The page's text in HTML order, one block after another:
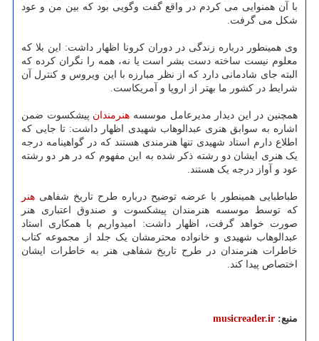
با آن همنوایی می کردم در واقع گفت وگویی بود که بین من و عود
شکل می گرفت.
وی همینطور درباره زندگی در دوران کرونا اظهار داشت: این بلا که
معلوم نیست ساخته دست بشر است یا نه، همه را نگران کرده که
البته جای شادمانی دارد که از نظر مبارزه با این ویروس و کنترل آن
شرایط در کشور ما بهتر از اروپا و آمریکاست.
همچنین در این دیدار مدیرعامل موسسه هنرمندان پیشکسوت ضمن
اشاره به سوابق هنری عبدالوهاب شهیدی اظهار داشت: تا جایی که
اطلاع دارم استاد شهیدی تنها هنرمندی هستند که در گواهینامه درجه
یک هنری ایشان دو رشته ذکر شده به این مفهوم که در هر دو رشته
عود و آواز درجه یک هستند.
طباطبایی همینطور با عرضه توضیح درباره طرح تاریخ شفاهی هنر
که توسط موسسه هنرمندان پیشکسوت و صندوق اعتباری هنر
صورت خواهد گرفت، اظهار داشت: امیدواریم با همکاری استاد
عبدالوهاب شهیدی و خانواده محترمشان یک جلد از مجموعه کتاب
خاطرات هنرمندان در طرح تاریخ شفاهی هنر به خاطرات ایشان
اختصاص پیدا کند.
منبع: musicreader.ir